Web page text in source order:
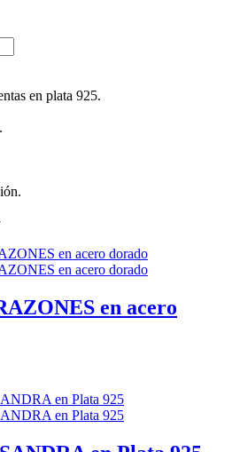
en plata 925.
en acero